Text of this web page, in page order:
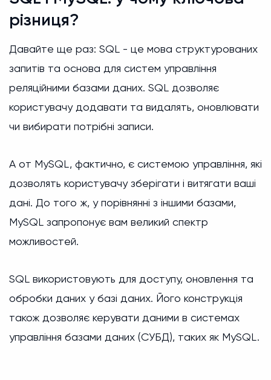
різниця?
Давайте ще раз: SQL - це мова структурованих
запитів та основа для систем управління
реляційними базами даних. SQL дозволяє
користувачу додавати та видалять, оновлювати
чи вибирати потрібні записи.
А от MySQL, фактично, є системою управління, які
дозволять користувачу зберігати і витягати ваші
дані. До того ж, у порівнянні з іншими базами,
MySQL запропонує вам великий спектр
можливостей.
SQL використовують для доступу, оновлення та
обробки даних у базі даних. Його конструкція
також дозволяє керувати даними в системах
управління базами даних (СУБД), таких як MySQL.